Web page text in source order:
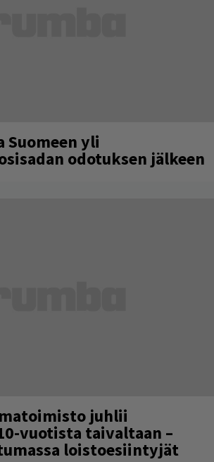
Suomeen yli
odotuksen jälkeen
juhlii
vuotista taivaltaan –
loistoesiintyjät